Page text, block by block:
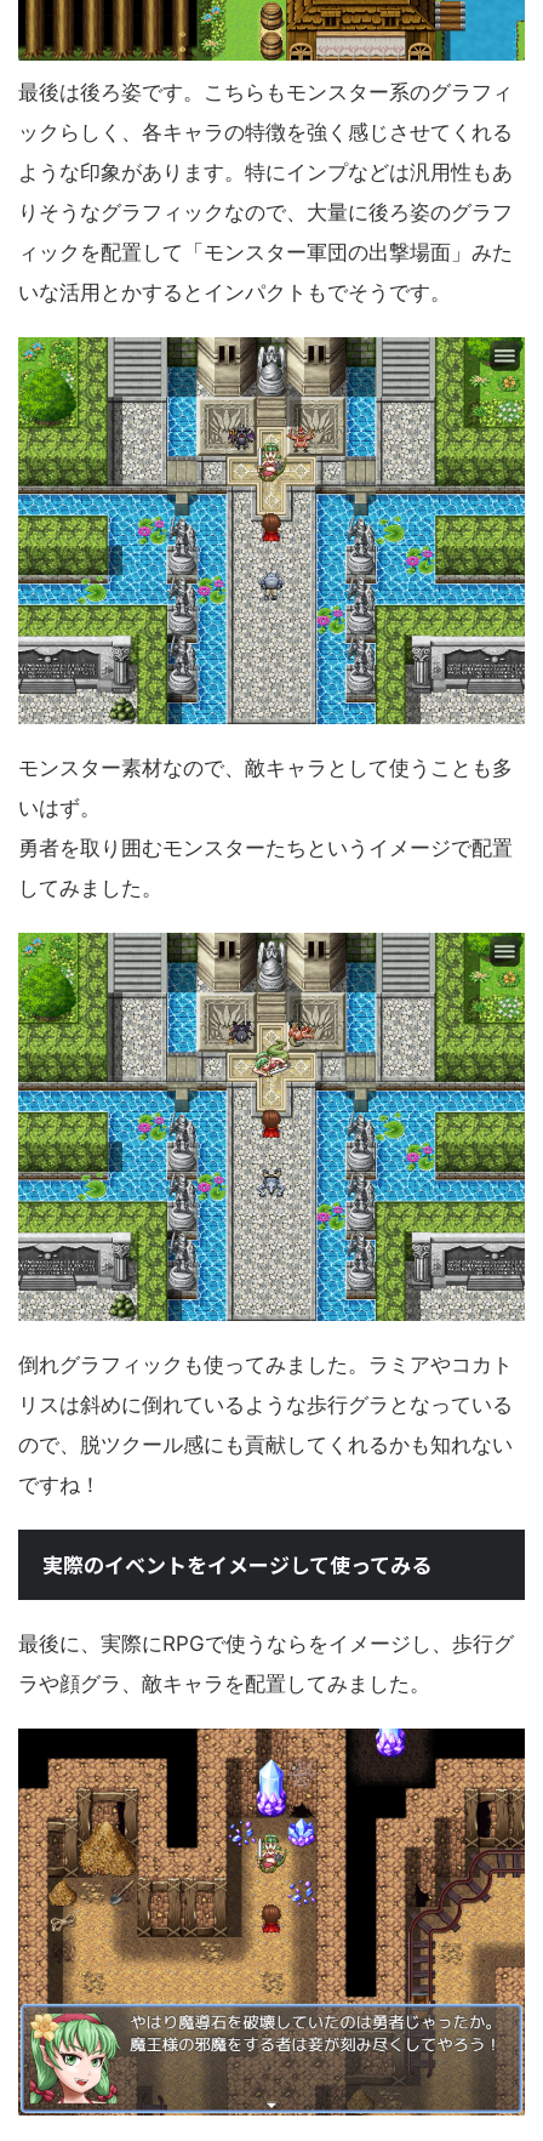
最後は後ろ姿です。こちらもモンスター系のグラフィ
ックらしく、各キャラの特徴を強く感じさせてくれる
ような印象があります。特にインプなどは汎用性もあ
りそうなグラフィックなので、大量に後ろ姿のグラフ
ィックを配置して「モンスター軍団の出撃場面」みた
いな活用とかするとインパクトもでそうです。
モンスター素材なので、敵キャラとして使うことも多
いはず。
勇者を取り囲むモンスターたちというイメージで配置
してみました。
倒れグラフィックも使ってみました。ラミアやコカト
リスは斜めに倒れているような歩行グラとなっている
ので、脱ツクール感にも貢献してくれるかも知れない
ですね！
実際のイベントをイメージして使ってみる
最後に、実際にRPGで使うならをイメージし、歩行グ
ラや顔グラ、敵キャラを配置してみました。